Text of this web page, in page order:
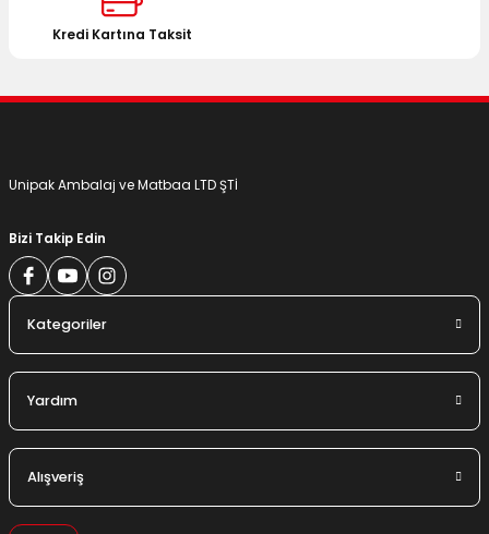
Kredi Kartına Taksit
Unipak Ambalaj ve Matbaa LTD ŞTİ
Bizi Takip Edin
Kategoriler
Yardım
Alışveriş